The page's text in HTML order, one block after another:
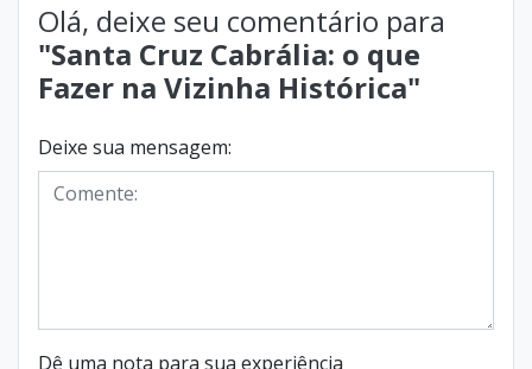
Olá, deixe seu comentário para
"Santa Cruz Cabrália: o que
Fazer na Vizinha Histórica"
Deixe sua mensagem:
Dê uma nota para sua experiência